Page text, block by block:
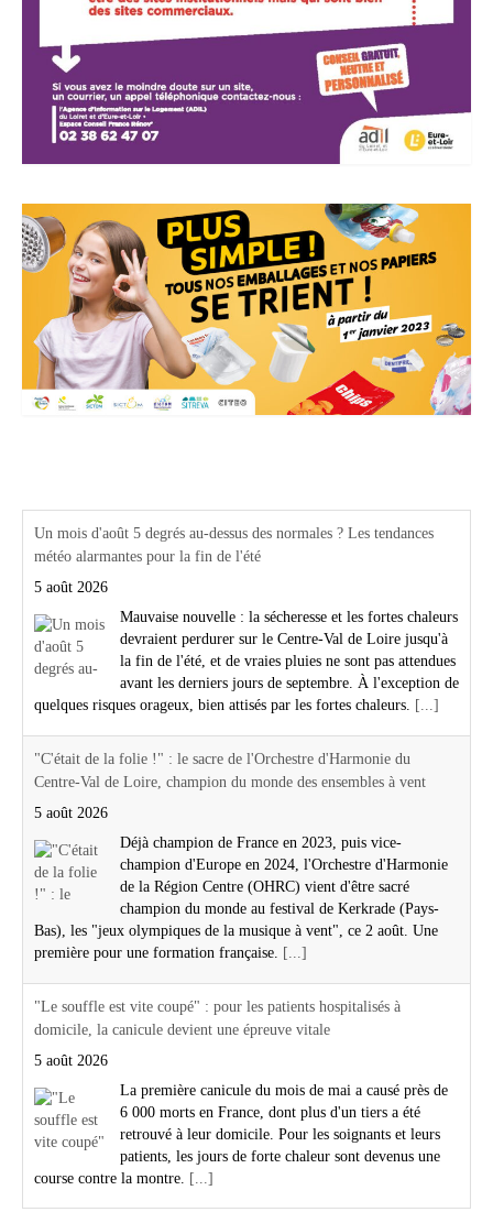
Un mois d'août 5 degrés au-dessus des normales ? Les tendances
météo alarmantes pour la fin de l'été
5 août 2026
Mauvaise nouvelle : la sécheresse et les fortes chaleurs
devraient perdurer sur le Centre-Val de Loire jusqu'à
la fin de l'été, et de vraies pluies ne sont pas attendues
avant les derniers jours de septembre. À l'exception de
quelques risques orageux, bien attisés par les fortes chaleurs. [...]
"C'était de la folie !" : le sacre de l'Orchestre d'Harmonie du
Centre-Val de Loire, champion du monde des ensembles à vent
5 août 2026
Déjà champion de France en 2023, puis vice-
champion d'Europe en 2024, l'Orchestre d'Harmonie
de la Région Centre (OHRC) vient d'être sacré
champion du monde au festival de Kerkrade (Pays-
Bas), les "jeux olympiques de la musique à vent", ce 2 août. Une
première pour une formation française. [...]
"Le souffle est vite coupé" : pour les patients hospitalisés à
domicile, la canicule devient une épreuve vitale
5 août 2026
La première canicule du mois de mai a causé près de
6 000 morts en France, dont plus d'un tiers a été
retrouvé à leur domicile. Pour les soignants et leurs
patients, les jours de forte chaleur sont devenus une
course contre la montre. [...]